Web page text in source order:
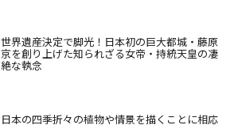
世界遺産決定で脚光！日本初の巨大都城・藤原
京を創り上げた知られざる女帝・持統天皇の凄
絶な執念
日本の四季折々の植物や情景を描くことに相応